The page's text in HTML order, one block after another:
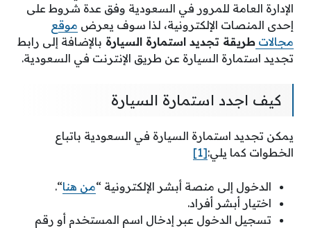
الإدارة العامة للمرور في السعودية وفق عدة شروط على
إحدى المنصات الإلكترونية، لذا سوف يعرض موقع
مجالات طريقة تجديد استمارة السيارة بالإضافة إلى رابط
تجديد استمارة السيارة عن طريق الإنترنت في السعودية.
كيف اجدد استمارة السيارة
يمكن تجديد استمارة السيارة في السعودية باتباع
الخطوات كما يلي:[1]
الدخول إلى منصة أبشر الإلكترونية “من هنا“.
اختيار أبشر أفراد.
تسجيل الدخول عبر إدخال اسم المستخدم أو رقم